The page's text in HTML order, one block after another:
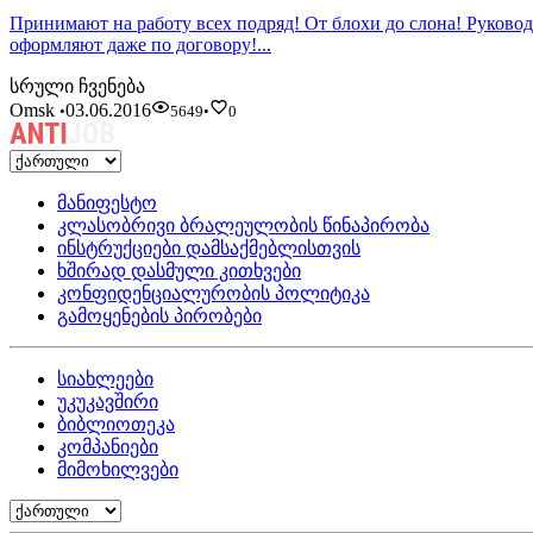
Принимают на работу всех подряд! От блохи до слона!
оформляют даже по договору!...
სრული ჩვენება
Omsk •03.06.2016 5649• 0
მანიფესტო
კლასობრივი ბრალეულობის წინაპირობა
ინსტრუქციები დამსაქმებლისთვის
ხშირად დასმული კითხვები
კონფიდენციალურობის პოლიტიკა
გამოყენების პირობები
სიახლეები
უკუკავშირი
ბიბლიოთეკა
კომპანიები
მიმოხილვები